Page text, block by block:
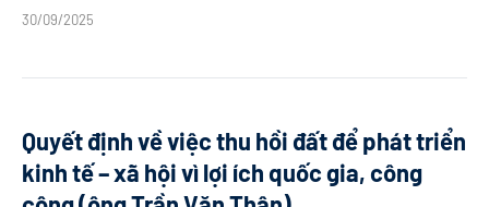
30/09/2025
Quyết định về việc thu hồi đất để phát triển
kinh tế – xã hội vì lợi ích quốc gia, công